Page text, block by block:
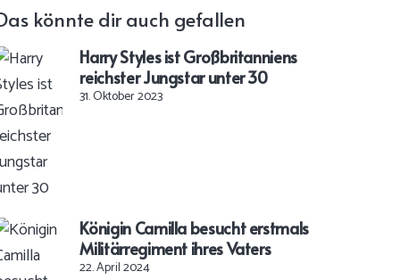
könnte dir auch gefallen
Harry Styles ist Großbritanniens
reichster Jungstar unter 30
31. Oktober 2023
Königin Camilla besucht erstmals
Militärregiment ihres Vaters
22. April 2024